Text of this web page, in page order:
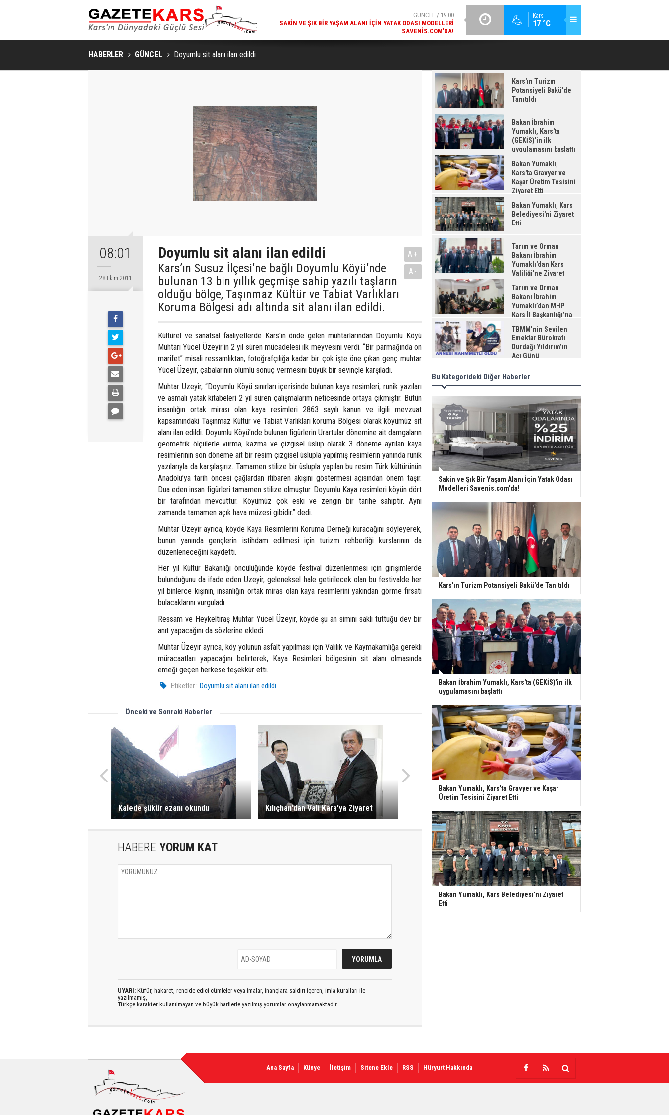
Kars
17 °C
GÜNCEL / 18:38
KARS'IN TURIZM POTANSIYELI BAKÜ'DE TANITILDI
BAKAN İBRAHIM YUMAKLI, KARS'TA (GEKİS)'IN ILK
HABERLER GÜNCEL Doyumlu sit alanı ilan edildi
08:01
28 Ekim 2011
Doyumlu sit alanı ilan edildi
Kars’ın Susuz İlçesi’ne bağlı Doyumlu Köyü’nde
bulunan 13 bin yıllık geçmişe sahip yazılı taşların
olduğu bölge, Taşınmaz Kültür ve Tabiat Varlıkları
Koruma Bölgesi adı altında sit alanı ilan edildi.
A+
A-
Kültürel ve sanatsal faaliyetlerde Kars’ın önde gelen muhtarlarından Doyumlu Köyü
Muhtarı Yücel Üzeyir’in 2 yıl süren mücadelesi ilk meyvesini verdi. “Bir parmağında on
marifet” misali ressamlıktan, fotoğrafçılığa kadar bir çok işte öne çıkan genç muhtar
Yücel Üzeyir, çabalarının olumlu sonuç vermesini büyük bir sevinçle karşıladı.
Muhtar Üzeyir, “Doyumlu Köyü sınırları içerisinde bulunan kaya resimleri, runik yazıları
ve asmalı yatak kitabeleri 2 yıl süren çalışmalarım neticesinde ortaya çıkmıştır. Bütün
insanlığın ortak mirası olan kaya resimleri 2863 sayılı kanun ve ilgili mevzuat
kapsamındaki Taşınmaz Kültür ve Tabiat Varlıkları koruma Bölgesi olarak köyümüz sit
alanı ilan edildi. Doyumlu Köyü’nde bulunan figürlerin Urartular dönemine ait damgaların
geometrik ölçülerle vurma, kazma ve çizgisel üslup olarak 3 döneme ayrılan kaya
resimlerinin son döneme ait bir resim çizgisel üslupla yapılmış resimlerin yanında runik
yazılarıyla da karşılaşırız. Tamamen stilize bir üslupla yapılan bu resim Türk kültürünün
Anadolu’ya tarih öncesi çağlardan itibaren akışını göstermesi açısından önem taşır.
Dua eden insan figürleri tamamen stilize olmuştur. Doyumlu Kaya resimleri köyün dört
bir tarafından mevcuttur. Köyümüz çok eski ve zengin bir tarihe sahiptir. Aynı
zamanda tamamen açık hava müzesi gibidir.” dedi.
Muhtar Üzeyir ayrıca, köyde Kaya Resimlerini Koruma Derneği kuracağını söyleyerek,
bunun yanında gençlerin istihdam edilmesi için turizm rehberliği kurslarının da
düzenleneceğini kaydetti.
Her yıl Kültür Bakanlığı öncülüğünde köyde festival düzenlenmesi için girişimlerde
bulunduğunu da ifade eden Üzeyir, geleneksel hale getirilecek olan bu festivalde her
yıl binlerce kişinin, insanlığın ortak miras olan kaya resimlerini yakından görme fırsatı
bulacaklarını vurguladı.
Ressam ve Heykeltıraş Muhtar Yücel Üzeyir, köyde şu an simini saklı tuttuğu dev bir
anıt yapacağını da sözlerine ekledi.
Muhtar Üzeyir ayrıca, köy yolunun asfalt yapılması için Valilik ve Kaymakamlığa gerekli
müracaatları yapacağını belirterek, Kaya Resimleri bölgesinin sit alanı olmasında
emeği geçen herkese teşekkür etti.
Etiketler : Doyumlu sit alanı ilan edildi
Önceki ve Sonraki Haberler
Kalede şükür ezanı okundu Kılıçhan'dan Vali Kara'ya Ziyaret
HABERE YORUM KAT
UYARI: Küfür, hakaret, rencide edici cümleler veya imalar, inançlara saldırı içeren, imla kuralları ile
yazılmamış,
Türkçe karakter kullanılmayan ve büyük harflerle yazılmış yorumlar onaylanmamaktadır.
Kars'ın Turizm
Potansiyeli Bakü'de
Tanıtıldı
Bakan İbrahim
Yumaklı, Kars'ta
(GEKİS)'in ilk
uygulamasını başlattı
Bakan Yumaklı,
Kars'ta Gravyer ve
Kaşar Üretim Tesisini
Ziyaret Etti
Bakan Yumaklı, Kars
Belediyesi'ni Ziyaret
Etti
Tarım ve Orman
Bakanı İbrahim
Yumaklı'dan Kars
Valiliği'ne Ziyaret
Tarım ve Orman
Bakanı İbrahim
Yumaklı’dan MHP
Kars İl Başkanlığı’na
Ziyaret
TBMM’nin Sevilen
Emektar Bürokratı
Durdağı Yıldırım’ın
Acı Günü
Bu Kategorideki Diğer Haberler
Sakin ve Şık Bir Yaşam Alanı İçin Yatak Odası
Modelleri Savenis.com’da!
Kars'ın Turizm Potansiyeli Bakü'de Tanıtıldı
Bakan İbrahim Yumaklı, Kars'ta (GEKİS)'in ilk
uygulamasını başlattı
Bakan Yumaklı, Kars'ta Gravyer ve Kaşar
Üretim Tesisini Ziyaret Etti
Bakan Yumaklı, Kars Belediyesi'ni Ziyaret
Etti
Ana Sayfa Künye İletişim Sitene Ekle RSS Hüryurt Hakkında